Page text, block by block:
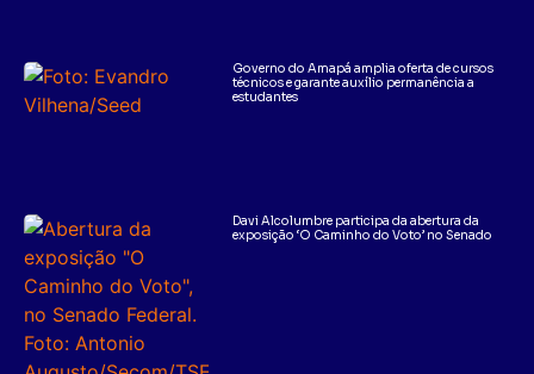
Governo do Amapá amplia oferta de cursos
técnicos e garante auxílio permanência a
estudantes
Davi Alcolumbre participa da abertura da
exposição ‘O Caminho do Voto’ no Senado